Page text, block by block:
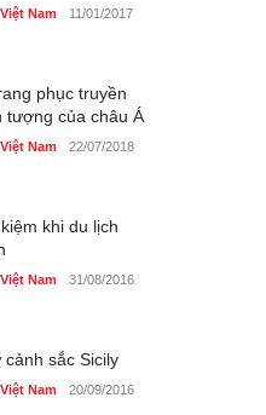
ăn đồng quê
Nam 11/01/2017
phục truyền
tượng của châu Á
Nam 22/07/2018
khi du lịch
Nam 31/08/2016
sắc Sicily
Nam 20/09/2016